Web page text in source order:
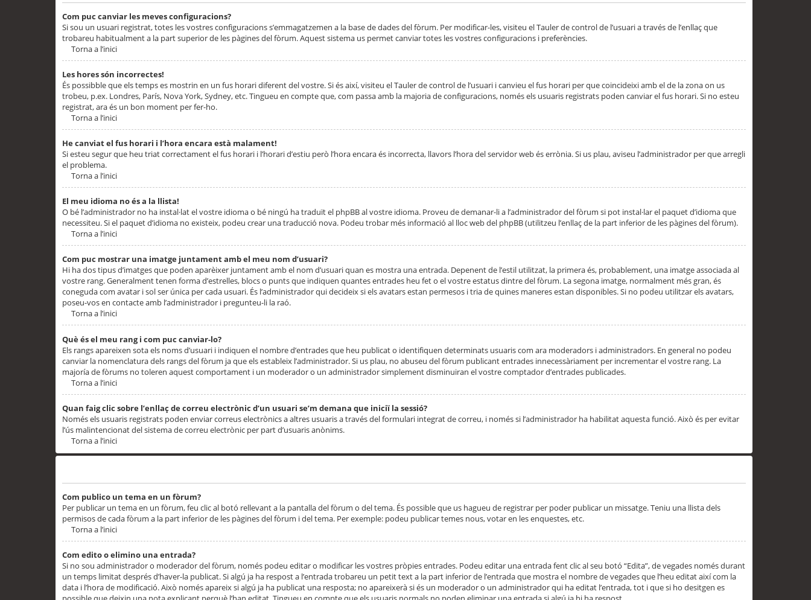
Com puc canviar les meves configuracions?
Si sou un usuari registrat, totes les vostres configuracions s’emmagatzemen a la base de dades del fòrum. Per modificar-les, visiteu el Tauler de control de l’usuari a través de l’enllaç que
trobareu habitualment a la part superior de les pàgines del fòrum. Aquest sistema us permet canviar totes les vostres configuracions i preferències.
Torna a l’inici
Les hores són incorrectes!
És possibble que els temps es mostrin en un fus horari diferent del vostre. Si és així, visiteu el Tauler de control de l’usuari i canvieu el fus horari per que coincideixi amb el de la zona on us
trobeu, p.ex. Londres, París, Nova York, Sydney, etc. Tingueu en compte que, com passa amb la majoria de configuracions, només els usuaris registrats poden canviar el fus horari. Si no esteu
registrat, ara és un bon moment per fer-ho.
Torna a l’inici
He canviat el fus horari i l’hora encara està malament!
Si esteu segur que heu triat correctament el fus horari i l’horari d’estiu però l’hora encara és incorrecta, llavors l’hora del servidor web és errònia. Si us plau, aviseu l’administrador per que arregli
el problema.
Torna a l’inici
El meu idioma no és a la llista!
O bé l’administrador no ha instal·lat el vostre idioma o bé ningú ha traduït el phpBB al vostre idioma. Proveu de demanar-li a l’administrador del fòrum si pot instal·lar el paquet d’idioma que
necessiteu. Si el paquet d’idioma no existeix, podeu crear una traducció nova. Podeu trobar més informació al lloc web del phpBB (utilitzeu l’enllaç de la part inferior de les pàgines del fòrum).
Torna a l’inici
Com puc mostrar una imatge juntament amb el meu nom d’usuari?
Hi ha dos tipus d’imatges que poden aparèixer juntament amb el nom d’usuari quan es mostra una entrada. Depenent de l’estil utilitzat, la primera és, probablement, una imatge associada al
vostre rang. Generalment tenen forma d’estrelles, blocs o punts que indiquen quantes entrades heu fet o el vostre estatus dintre del fòrum. La segona imatge, normalment més gran, és
coneguda com avatar i sol ser única per cada usuari. És l’administrador qui decideix si els avatars estan permesos i tria de quines maneres estan disponibles. Si no podeu utilitzar els avatars,
poseu-vos en contacte amb l’administrador i pregunteu-li la raó.
Torna a l’inici
Què és el meu rang i com puc canviar-lo?
Els rangs apareixen sota els noms d’usuari i indiquen el nombre d’entrades que heu publicat o identifiquen determinats usuaris com ara moderadors i administradors. En general no podeu
canviar la nomenclatura dels rangs del fòrum ja que els estableix l’administrador. Si us plau, no abuseu del fòrum publicant entrades innecessàriament per incrementar el vostre rang. La
majoría de fòrums no toleren aquest comportament i un moderador o un administrador simplement disminuiran el vostre comptador d’entrades publicades.
Torna a l’inici
Quan faig clic sobre l’enllaç de correu electrònic d’un usuari se’m demana que iniciï la sessió?
Només els usuaris registrats poden enviar correus electrònics a altres usuaris a través del formulari integrat de correu, i només si l’administrador ha habilitat aquesta funció. Això és per evitar
l’ús malintencionat del sistema de correu electrònic per part d’usuaris anònims.
Torna a l’inici
Com publico un tema en un fòrum?
Per publicar un tema en un fòrum, feu clic al botó rellevant a la pantalla del fòrum o del tema. És possible que us hagueu de registrar per poder publicar un missatge. Teniu una llista dels
permisos de cada fòrum a la part inferior de les pàgines del fòrum i del tema. Per exemple: podeu publicar temes nous, votar en les enquestes, etc.
Torna a l’inici
Com edito o elimino una entrada?
Si no sou administrador o moderador del fòrum, només podeu editar o modificar les vostres pròpies entrades. Podeu editar una entrada fent clic al seu botó “Edita”, de vegades només durant
un temps limitat després d’haver-la publicat. Si algú ja ha respost a l’entrada trobareu un petit text a la part inferior de l’entrada que mostra el nombre de vegades que l’heu editat així com la
data i l’hora de modificació. Això només apareix si algú ja ha publicat una resposta; no apareixerà si és un moderador o un administrador qui ha editat l’entrada, tot i que si ho desitgen es